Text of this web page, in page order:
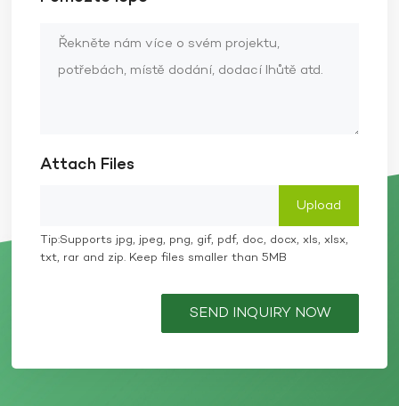
Attach Files
Tip:Supports jpg, jpeg, png, gif, pdf, doc, docx, xls, xlsx,
txt, rar and zip. Keep files smaller than 5MB
SEND INQUIRY NOW